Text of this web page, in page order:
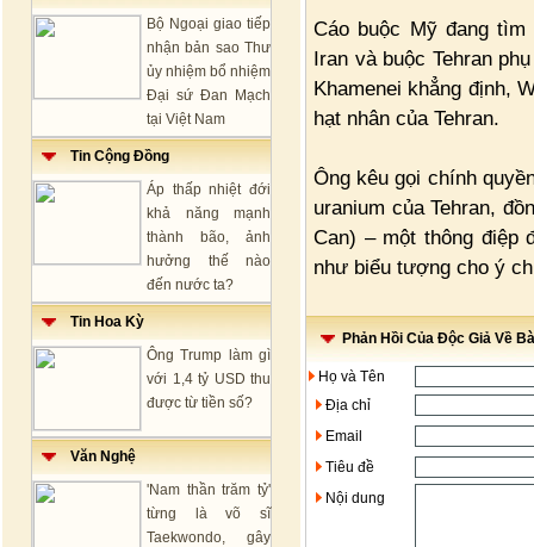
Bộ Ngoại giao tiếp
nhận bản sao Thư
ủy nhiệm bổ nhiệm
Đại sứ Đan Mạch
tại Việt Nam
Tin Cộng Đồng
Áp thấp nhiệt đới
khả năng mạnh
thành bão, ảnh
hưởng thế nào
đến nước ta?
Tin Hoa Kỳ
Ông Trump làm gì
với 1,4 tỷ USD thu
được từ tiền số?
Văn Nghệ
'Nam thần trăm tỷ'
từng là võ sĩ
Taekwondo, gây
Cáo buộc Mỹ đang
Iran và buộc Tehran
Khamenei khẳng định,
hạt nhân của Tehran.
Ông kêu gọi chính
uranium của Tehran,
Can) – một thông điệp
như biểu tượng cho ý
Phản Hồi Của Độc Giả Về
Họ và Tên
Địa chỉ
Email
Tiêu đề
Nội dung